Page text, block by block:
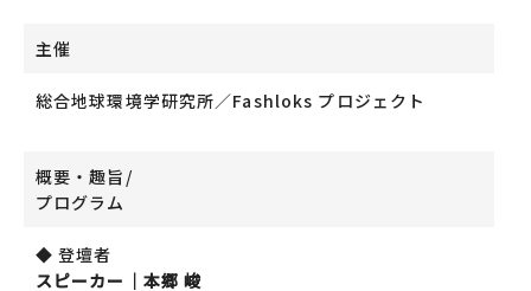
主催
総合地球環境学研究所／Fashloks プロジェクト
概要・趣旨/
プログラム
◆ 登壇者
スピーカー｜本郷 峻